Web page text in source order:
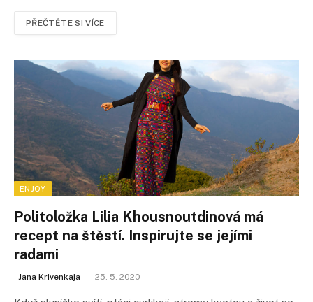
PŘEČTĚTE SI VÍCE
ENJOY
Politoložka Lilia Khousnoutdinová má
recept na štěstí. Inspirujte se jejími
radami
Jana Krivenkaja 25. 5. 2020